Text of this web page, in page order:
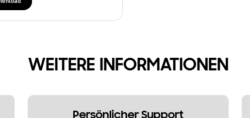
WEITERE INFORMATIONEN
Persönlicher Support